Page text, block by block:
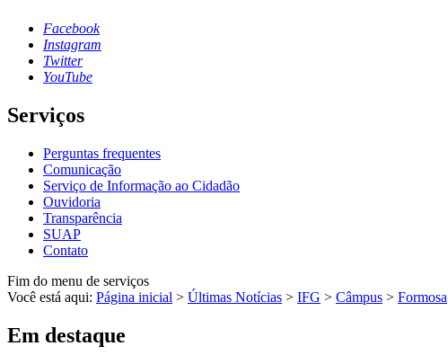
Facebook
Instagram
Twitter
YouTube
Serviços
Perguntas frequentes
Comunicação
Serviço de Informação ao Cidadão
Ouvidoria
Transparência
SUAP
Contato
Fim do menu de serviços
Você está aqui: Página inicial > Últimas Notícias > IFG > Câmpus > Formosa
Em destaque